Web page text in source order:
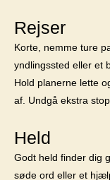
Rejser
Korte, nemme ture
yndlingssted eller et
Hold planerne lette
af. Undgå ekstra
Held
Godt held finder dig
søde ord eller et